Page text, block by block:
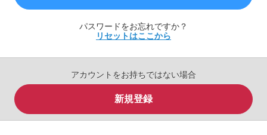
パスワードをお忘れですか？
リセットはここから
アカウントをお持ちではない場合
新規登録